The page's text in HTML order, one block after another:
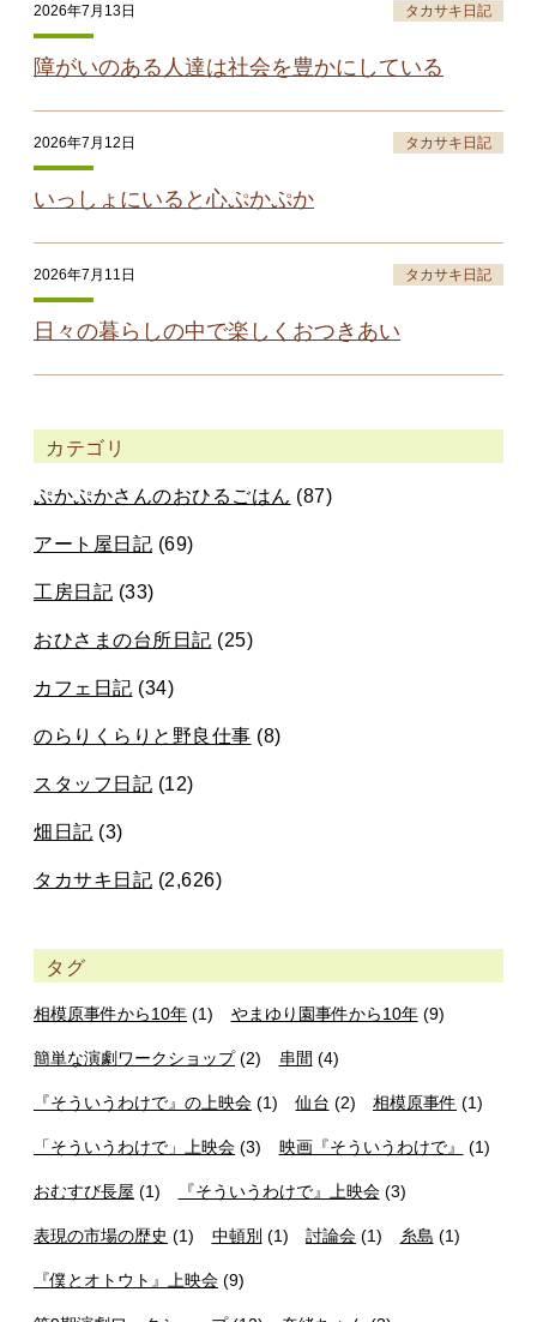
2026年7月13日 タカサキ日記
障がいのある人達は社会を豊かにしている
2026年7月12日 タカサキ日記
いっしょにいると心ぷかぷか
2026年7月11日 タカサキ日記
日々の暮らしの中で楽しくおつきあい
カテゴリ
ぷかぷかさんのおひるごはん (87)
アート屋日記 (69)
工房日記 (33)
おひさまの台所日記 (25)
カフェ日記 (34)
のらりくらりと野良仕事 (8)
スタッフ日記 (12)
畑日記 (3)
タカサキ日記 (2,626)
タグ
相模原事件から10年 (1) やまゆり園事件から10年(9)
簡単な演劇ワークショップ(2) 串間 (4)
『そういうわけで』の上映会 (1) 仙台 (2) 相模原事件 (1)
「そういうわけで」上映会 (3) 映画『そういうわけで』 (1)
おむすび長屋 (1) 『そういうわけで』上映会(3)
表現の市場の歴史 (1) 中頓別 (1) 討論会 (1) 糸島 (1)
『僕とオトウト』上映会 (9)